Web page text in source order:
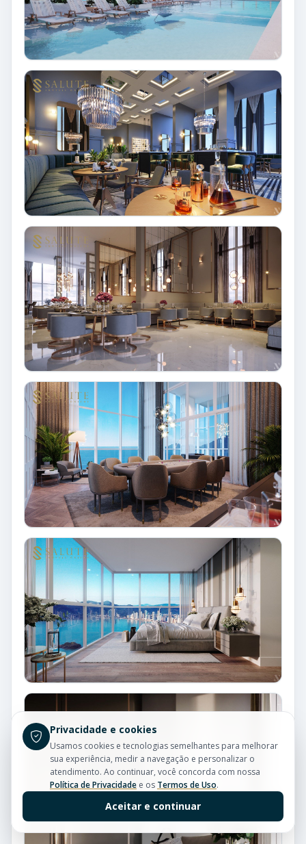
Privacidade e cookies
Usamos cookies e tecnologias semelhantes para melhorar
sua experiência, medir a navegação e personalizar o
atendimento. Ao continuar, você concorda com nossa
Política de Privacidade e os Termos de Uso.
Aceitar e continuar